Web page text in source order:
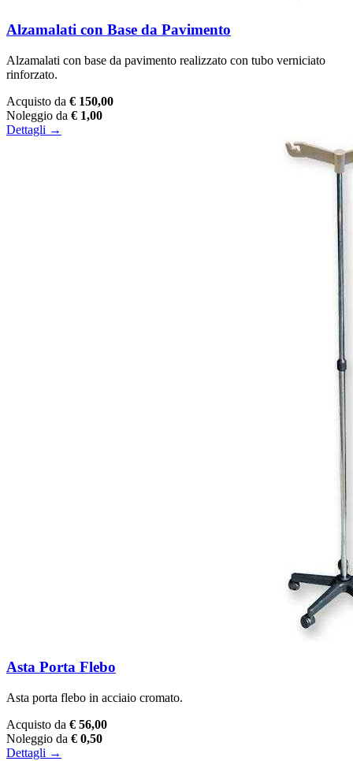
Alzamalati con Base da Pavimento
Alzamalati con base da pavimento realizzato con tubo verniciato
rinforzato.
Acquisto da € 150,00
Noleggio da € 1,00
Dettagli →
Asta Porta Flebo
Asta porta flebo in acciaio cromato.
Acquisto da € 56,00
Noleggio da € 0,50
Dettagli →